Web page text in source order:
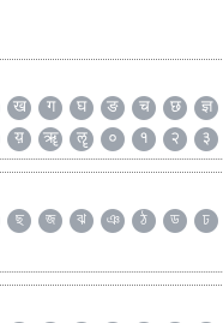
ख ग घ ङ च छ ज्ञ
य़ ॠ ॡ ० १ २ ३
ছ জ ঝ ঞ ঠ ড ঢ